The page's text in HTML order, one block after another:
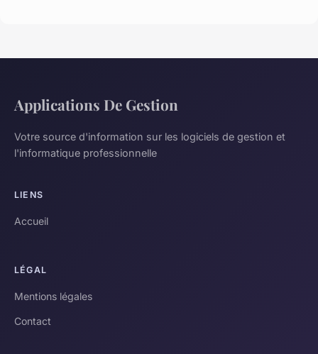
Applications De Gestion
Votre source d'information sur les logiciels de gestion et
l'informatique professionnelle
LIENS
Accueil
LÉGAL
Mentions légales
Contact